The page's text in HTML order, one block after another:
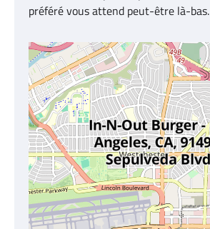
préféré vous attend peut-être là-bas.